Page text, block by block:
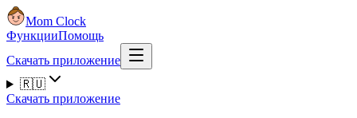
Mom Clock
ФункцииПомощь
Скачать приложение
🇷🇺
Скачать приложение